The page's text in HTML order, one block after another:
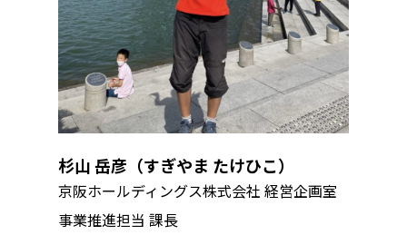
杉山 岳彦（すぎやま たけひこ）
京阪ホールディングス株式会社 経営企画室
事業推進担当 課長